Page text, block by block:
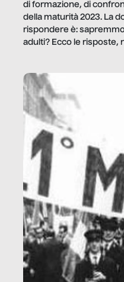
di formazione, di
della maturità 2023. La
rispondere è:
adulti? Ecco le risposte,